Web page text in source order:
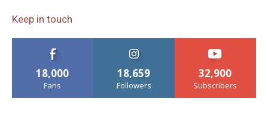
Keep in touch
18,000
Fans
18,659
Followers
32,900
Subscribers